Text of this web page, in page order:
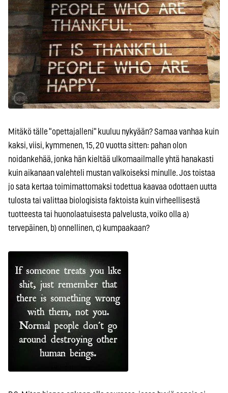
Mitäkö tälle "opettajalleni" kuuluu nykyään? Samaa vanhaa kuin
kaksi, viisi, kymmenen, 15, 20 vuotta sitten: pahan olon
noidankehää, jonka hän kieltää ulkomaailmalle yhtä hanakasti
kuin aikanaan valehteli mustan valkoiseksi minulle. Jos toistaa
jo sata kertaa toimimattomaksi todettua kaavaa odottaen uutta
tulosta tai valittaa biologisista faktoista kuin virheellisestä
tuotteesta tai huonolaatuisesta palvelusta, voiko olla a)
tervepäinen, b) onnellinen, c) kumpaakaan?